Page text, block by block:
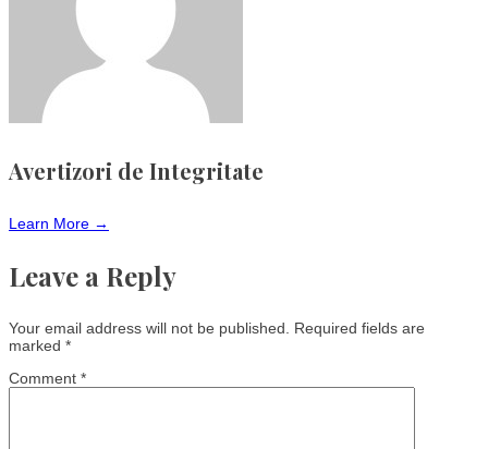
Avertizori de Integritate
Learn More →
Leave a Reply
Your email address will not be published.
Required fields are
marked *
Comment *